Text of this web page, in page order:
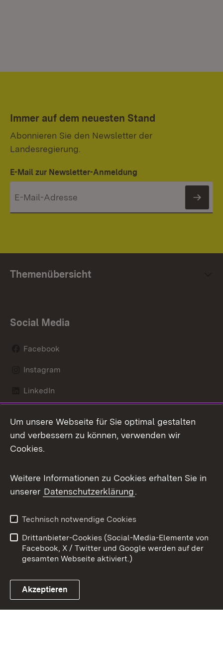
Immer auf dem neuesten Stand
Abonnieren Sie den Newsletter der
Landesregierung.
E-Mail zur Newsletter-Anmeldung
Themenübersicht
Social Media
Facebook
Instagram
LinkedIn
X / Twitter
Youtube
Link zum Landesportal
Kontakt
Datenschutz
Barrierefreiheit
Impressum
Cookies
Um unsere Webseite für Sie optimal gestalten
und verbessern zu können, verwenden wir
Cookies.
Weitere Informationen zu Cookies erhalten Sie in
unserer Datenschutzerklärung.
Technisch notwendige Cookies
Drittanbieter-Cookies (Social-Media-Elemente von
Facebook, X / Twitter und Google werden auf der
gesamten Webseite aktiviert.)
Akzeptieren